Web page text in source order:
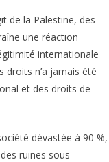
de la Palestine, des
une réaction
internationale
droits n’a jamais été
et des droits de
dévastée à 90 %,
ruines sous